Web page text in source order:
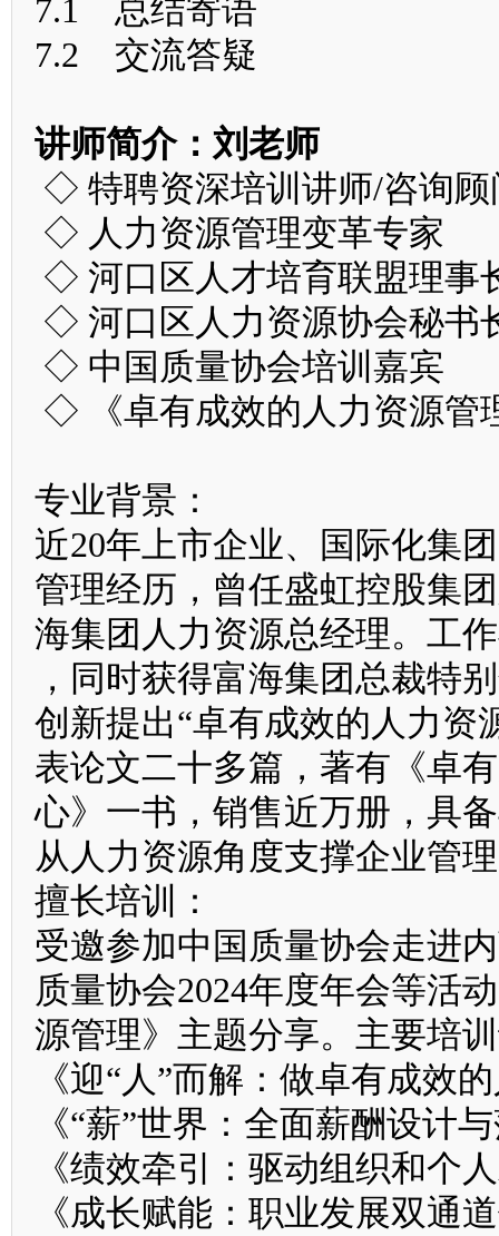
7.1 总结寄语
7.2 交流答疑
讲师简介：刘老师
◇ 特聘资深培训讲师/咨询顾
◇ 人力资源管理变革专家
◇ 河口区人才培育联盟理事
◇ 河口区人力资源协会秘书
◇ 中国质量协会培训嘉宾
◇ 《卓有成效的人力资源管
专业背景：
近20年上市企业、国际化集
管理经历，曾任盛虹控股集
海集团人力资源总经理。工
，同时获得富海集团总裁特
创新提出“卓有成效的人力资
表论文二十多篇，著有《卓
心》一书，销售近万册，具
从人力资源角度支撑企业管
擅长培训：
受邀参加中国质量协会走进
质量协会2024年度年会等活
源管理》主题分享。主要培
《迎“人”而解：做卓有成效
《“薪”世界：全面薪酬设计
《绩效牵引：驱动组织和个
《成长赋能：职业发展双通